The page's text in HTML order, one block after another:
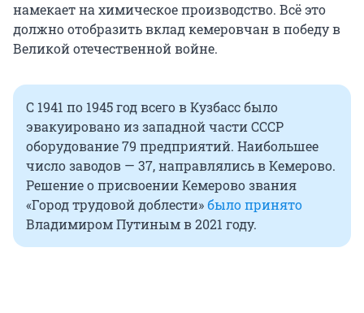
намекает на химическое производство. Всё это
должно отобразить вклад кемеровчан в победу в
Великой отечественной войне.
С 1941 по 1945 год всего в Кузбасс было
эвакуировано из западной части СССР
оборудование 79 предприятий. Наибольшее
число заводов — 37, направлялись в Кемерово.
Решение о присвоении Кемерово звания
«Город трудовой доблести»было принято
Владимиром Путиным в 2021 году.